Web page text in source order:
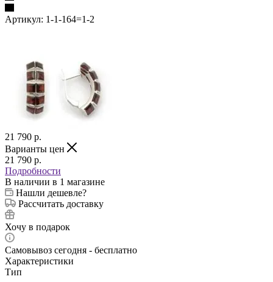
Артикул: 1-1-164=1-2
21 790 p.
Варианты цен
21 790 p.
Подробности
В наличии в 1 магазине
Нашли дешевле?
Рассчитать доставку
Хочу в подарок
Самовывоз сегодня - бесплатно
Характеристики
Тип